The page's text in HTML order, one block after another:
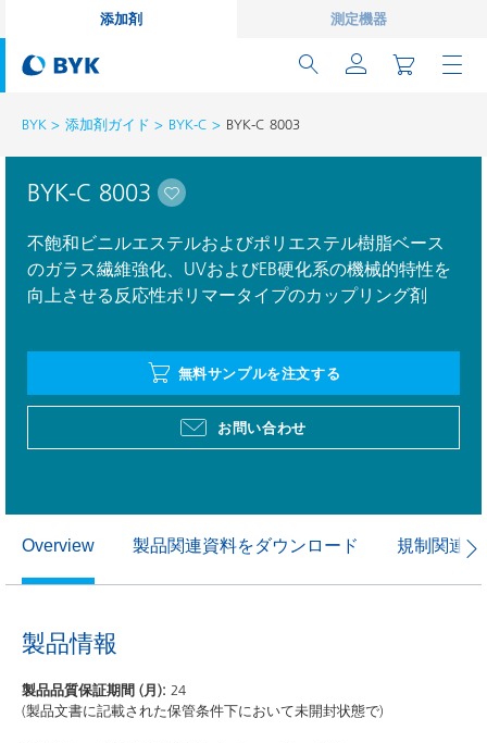
添加剤 測定機器
BYK 添加剤ガイド BYK-C BYK-C 8003
BYK-C 8003
不飽和ビニルエステルおよびポリエステル樹脂ベース
のガラス繊維強化、UVおよびEB硬化系の機械的特性を
向上させる反応性ポリマータイプのカップリング剤
無料サンプルを注文する
お問い合わせ
Overview 製品関連資料をダウンロード 規制関連
製品情報
製品品質保証期間 (月): 24
(製品文書に記載された保管条件下において未開封状態で)